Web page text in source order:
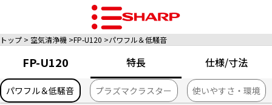
トップ 空気清浄機 FP-U120 パワフル＆低騒音
FP-U120 特長
パワフル＆低騒音 プラズマクラスター 使いやすさ・環境
仕様/寸法